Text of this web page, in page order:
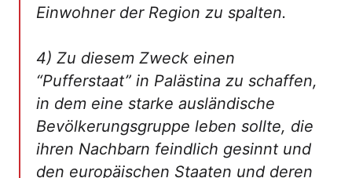
Einwohner der Region zu spalten.
4) Zu diesem Zweck einen
“Pufferstaat” in Palästina zu schaffen,
in dem eine starke ausländische
Bevölkerungsgruppe leben sollte, die
ihren Nachbarn feindlich gesinnt und
den europäischen Staaten und deren